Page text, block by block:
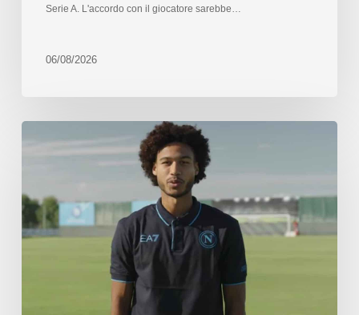
Serie A. L'accordo con il giocatore sarebbe…
06/08/2026